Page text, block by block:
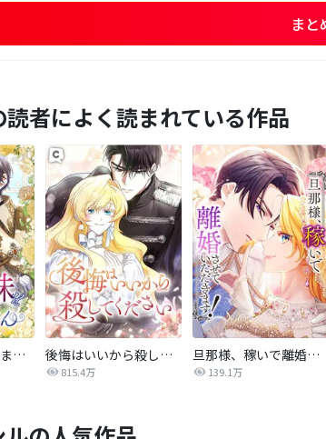
まと
読者によく読まれている作品
今世は義妹を許しません 後悔はいいから殺してください
815.4万
旦那様、稼いで離婚させていただきます！
139.1万